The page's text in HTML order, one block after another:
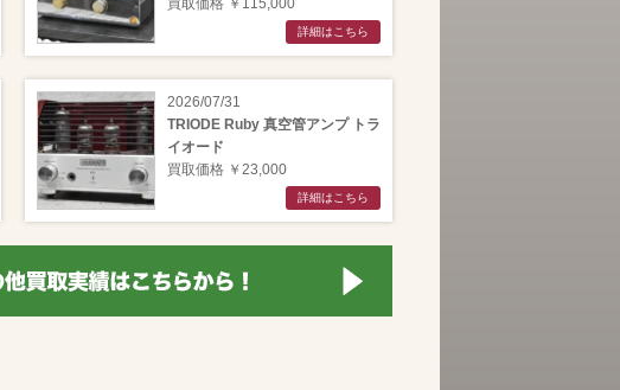
買取価格 ￥115,000
詳細はこちら
2026/07/31
TRIODE Ruby 真空管アンプ トラ
イオード
買取価格 ￥23,000
詳細はこちら